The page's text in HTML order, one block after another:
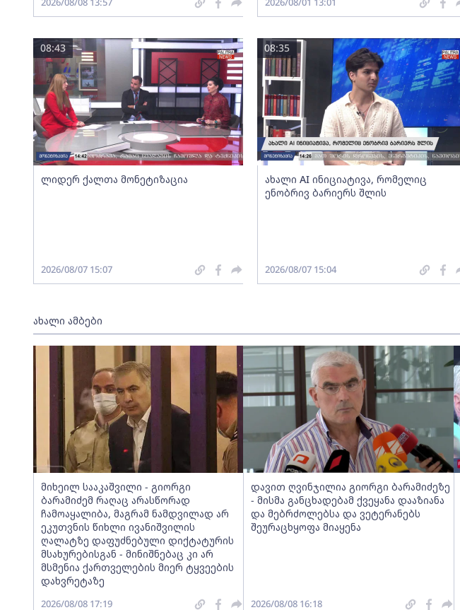
ლიდერ ქალთა მონეტიზაცია
08:43
2026/08/07 15:07
ახალი AI ინიციატივა, რომელიც
ენობრივ ბარიერს შლის
08:35
2026/08/07 15:04
ახალი ამბები
მიხეილ სააკაშვილი - გიორგი
ბარამიძემ რაღაც არასწორად
ჩამოაყალიბა, მაგრამ ნამდვილად არ
ეკუთვნის წიხლი ივანიშვილის
ღალატზე დაფუძნებული დიქტატურის
მსახურებისგან - მინიშნებაც კი არ
მსმენია ქართველების მიერ ტყვეების
დახვრეტაზე
2026/08/08 17:19
დავით ღვინჯილია გიორგი ბარამიძეზე
- მისმა განცხადებამ ქვეყანა დააზიანა
და მებრძოლებსა და ვეტერანებს
შეურაცხყოფა მიაყენა
2026/08/08 16:18